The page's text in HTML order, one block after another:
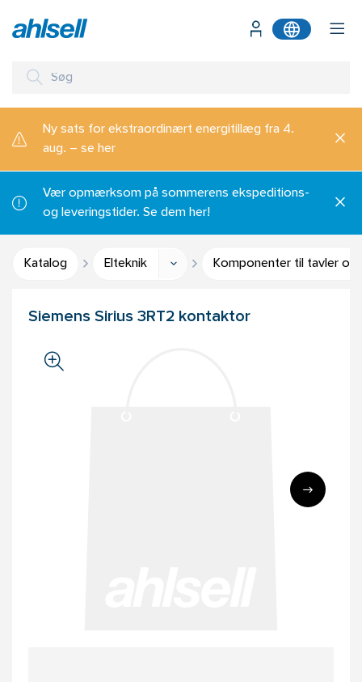
Ny sats for ekstraordinært energitillæg fra 4.
aug. – se her
Vær opmærksom på sommerens ekspeditions-
og leveringstider. Se dem her!
Katalog Elteknik Komponenter til tavler og
Siemens Sirius 3RT2 kontaktor